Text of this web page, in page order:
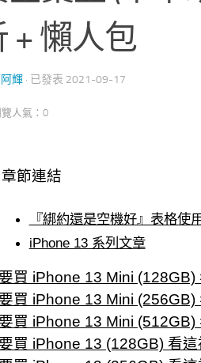
+ 懶人包
輝 · 已發表 2021-09-17
覽人氣：0
章節連結
『綁約還是空機好』表格使
iPhone 13 系列文章
要買 iPhone 13 Mini (128GB)
要買 iPhone 13 Mini (256GB)
要買 iPhone 13 Mini (512GB)
要買 iPhone 13 (128GB) 看這